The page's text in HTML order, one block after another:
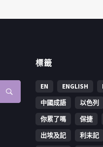
標籤
EN ENGLISH
中國成語
以色列
你累了嗎
保捷
出埃及記
利未記